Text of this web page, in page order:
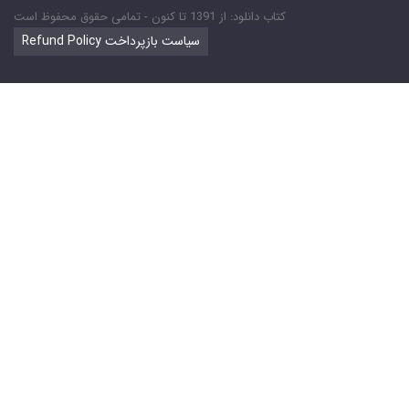
کتاب دانلود: از 1391 تا کنون - تمامی حقوق محفوظ است
Refund Policy سیاست بازپرداخت